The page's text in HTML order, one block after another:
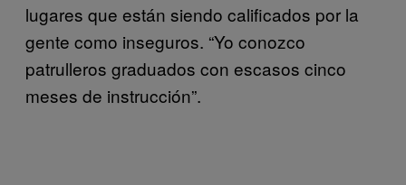
lugares que están siendo calificados por la
gente como inseguros. “Yo conozco
patrulleros graduados con escasos cinco
meses de instrucción”.